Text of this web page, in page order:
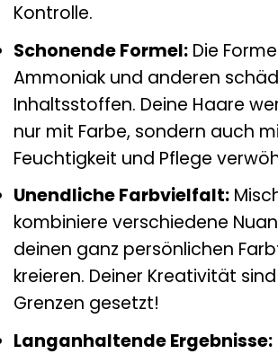
Kontrolle.
Schonende Formel: Die
Ammoniak und anderen
Inhaltsstoffen. Deine Haare
nur mit Farbe, sondern auch
Feuchtigkeit und Pflege
Unendliche Farbvielfalt:
kombiniere verschiedene
deinen ganz persönlichen
kreieren. Deiner Kreativität
Grenzen gesetzt!
Langanhaltende Ergebnisse: